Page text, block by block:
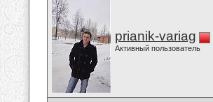
prianik-variag
Активный пользователь